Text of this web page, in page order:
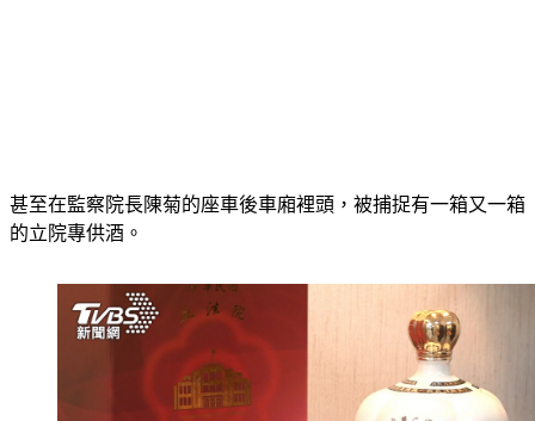
甚至在監察院長陳菊的座車後車廂裡頭，被捕捉有一箱又一箱